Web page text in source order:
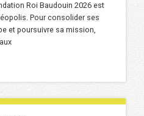
Roi Baudouin 2026 est
Pour consolider ses
et poursuivre sa mission,